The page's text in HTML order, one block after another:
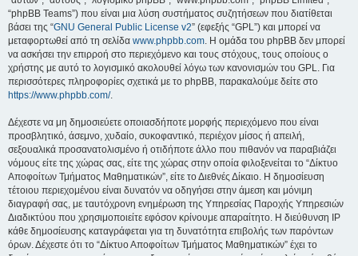
“phpBB Teams”) που είναι μια λύση συστήματος συζητήσεων που διατίθεται
βάσει της “GNU General Public License v2” (εφεξής “GPL”) και μπορεί να
μεταφορτωθεί από τη σελίδα www.phpbb.com. Η ομάδα του phpBB δεν μπορεί
να ασκήσει την επιρροή στο περιεχόμενο και τους στόχους, τους οποίους ο
χρήστης με αυτό το λογισμικό ακολουθεί λόγω των κανονισμών του GPL. Για
περισσότερες πληροφορίες σχετικά με το phpBB, παρακαλούμε δείτε στο
https://www.phpbb.com/.
Δέχεστε να μη δημοσιεύετε οποιασδήποτε μορφής περιεχόμενο που είναι
προσβλητικό, άσεμνο, χυδαίο, συκοφαντικό, περιέχον μίσος ή απειλή,
σεξουαλικά προσανατολισμένο ή οτιδήποτε άλλο που πιθανόν να παραβιάζει
νόμους είτε της χώρας σας, είτε της χώρας στην οποία φιλοξενείται το “Δίκτυο
Αποφοίτων Τμήματος Μαθηματικών”, είτε το Διεθνές Δίκαιο. Η δημοσίευση
τέτοιου περιεχομένου είναι δυνατόν να οδηγήσει στην άμεση και μόνιμη
διαγραφή σας, με ταυτόχρονη ενημέρωση της Υπηρεσίας Παροχής Υπηρεσιών
Διαδικτύου που χρησιμοποιείτε εφόσον κρίνουμε απαραίτητο. Η διεύθυνση IP
κάθε δημοσίευσης καταγράφεται για τη δυνατότητα επιβολής των παρόντων
όρων. Δέχεστε ότι το “Δίκτυο Αποφοίτων Τμήματος Μαθηματικών” έχει το